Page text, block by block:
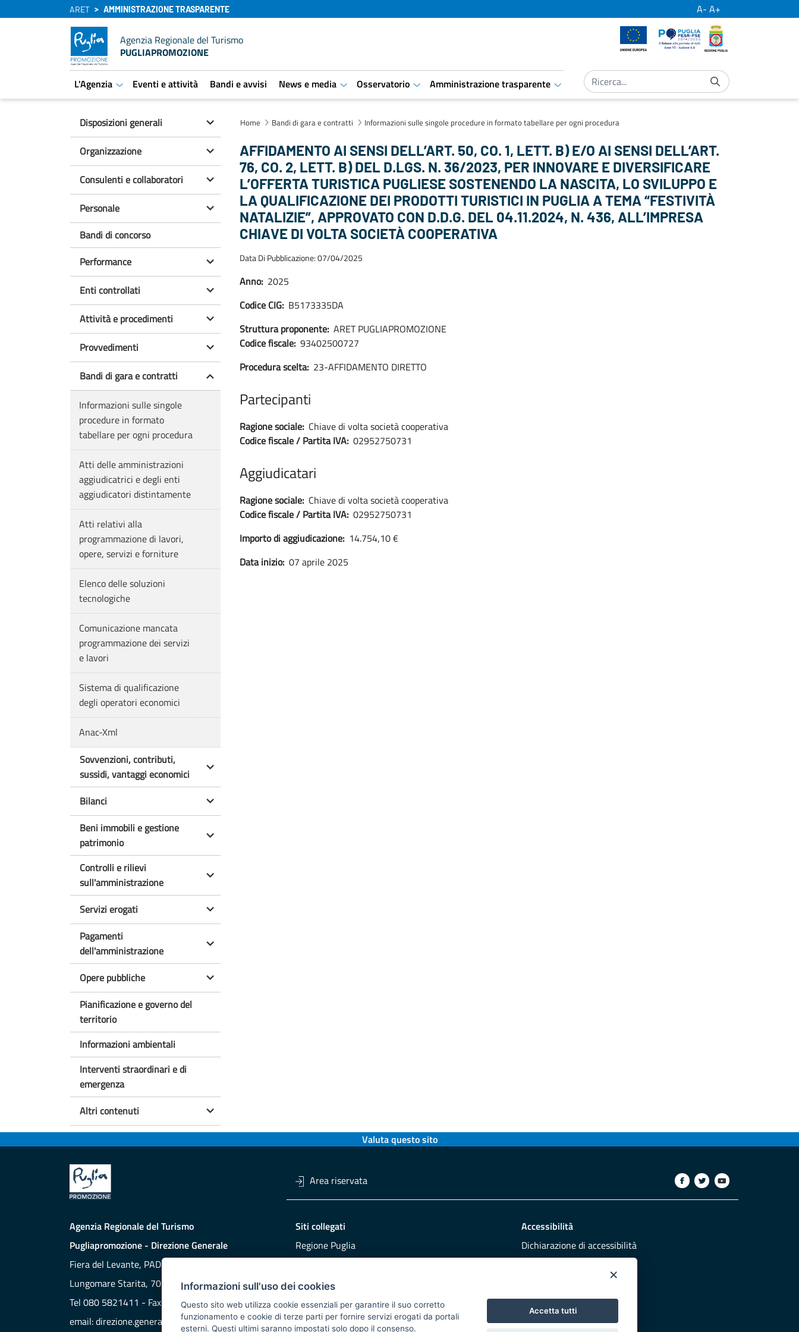
×
Informazioni sull'uso dei cookies
Questo sito web utilizza cookie essenziali per garantire il suo corretto
funzionamento e cookie di terze parti per fornire servizi erogati da portali
esterni. Questi ultimi saranno impostati solo dopo il consenso.
Accetta tutti
ARET AMMINISTRAZIONE TRASPARENTE A- A+
Agenzia Regionale del Turismo
PUGLIAPROMOZIONE
Unione Europea Por Puglia
L'Agenzia
aret.open.submenu
Eventi e attività Bandi e avvisi News e media
aret.open.submenu
Osservatorio
aret.open.submenu
Amministrazione trasparente
aret.open.submenu
Disposizioni generali
Organizzazione
Consulenti e collaboratori
Personale
Bandi di concorso
Performance
Enti controllati
Attività e procedimenti
Provvedimenti
Bandi di gara e contratti
Informazioni sulle singole
procedure in formato
tabellare per ogni procedura
Atti delle amministrazioni
aggiudicatrici e degli enti
aggiudicatori distintamente
Atti relativi alla
programmazione di lavori,
opere, servizi e forniture
Elenco delle soluzioni
tecnologiche
Comunicazione mancata
programmazione dei servizi
e lavori
Sistema di qualificazione
degli operatori economici
Anac-Xml
Sovvenzioni, contributi,
sussidi, vantaggi economici
Bilanci
Beni immobili e gestione
patrimonio
Controlli e rilievi
sull'amministrazione
Servizi erogati
Pagamenti
dell'amministrazione
Opere pubbliche
Pianificazione e governo del
territorio
Informazioni ambientali
Interventi straordinari e di
emergenza
Altri contenuti
Home Bandi di gara e contratti Informazioni sulle singole procedure in formato tabellare per ogni procedura
AFFIDAMENTO AI SENSI DELL’ART. 50, CO. 1, LETT. B) E/O AI SENSI DELL’ART.
76, CO. 2, LETT. B) DEL D.LGS. N. 36/2023, PER INNOVARE E DIVERSIFICARE
L’OFFERTA TURISTICA PUGLIESE SOSTENENDO LA NASCITA, LO SVILUPPO E
LA QUALIFICAZIONE DEI PRODOTTI TURISTICI IN PUGLIA A TEMA “FESTIVITÀ
NATALIZIE”, APPROVATO CON D.D.G. DEL 04.11.2024, N. 436, ALL’IMPRESA
CHIAVE DI VOLTA SOCIETÀ COOPERATIVA
Data Di Pubblicazione: 07/04/2025
Anno: 2025
Codice CIG: B5173335DA
Struttura proponente: ARET PUGLIAPROMOZIONE
Codice fiscale: 93402500727
Procedura scelta: 23-AFFIDAMENTO DIRETTO
Partecipanti
Ragione sociale: Chiave di volta società cooperativa
Codice fiscale / Partita IVA: 02952750731
Aggiudicatari
Ragione sociale: Chiave di volta società cooperativa
Codice fiscale / Partita IVA: 02952750731
Importo di aggiudicazione: 14.754,10 €
Data inizio: 07 aprile 2025
Valuta questo sito
Area riservata
Agenzia Regionale del Turismo
Pugliapromozione - Direzione Generale
Fiera del Levante, PAD. 172
Lungomare Starita, 70132 BARI
Tel 080 5821411 - Fax 080 5821429
email:direzione.generale@aret.regione.puglia.it
Siti collegati
Regione Puglia
DMS Puglia
Buy Puglia
Accessibilità
Dichiarazione di accessibilità
Responsabili pubblicazione